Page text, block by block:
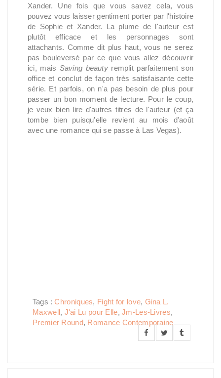
Xander. Une fois que vous savez cela, vous
pouvez vous laisser gentiment porter par l'histoire
de Sophie et Xander. La plume de l'auteur est
plutôt efficace et les personnages sont
attachants. Comme dit plus haut, vous ne serez
pas bouleversé par ce que vous allez découvrir
ici, mais Saving beautyremplit parfaitement son
office et conclut de façon très satisfaisante cette
série. Et parfois, on n'a pas besoin de plus pour
passer un bon moment de lecture. Pour le coup,
je veux bien lire d'autres titres de l'auteur (et ça
tombe bien puisqu'elle revient au mois d'août
avec une romance qui se passe à Las Vegas).
Tags :Chroniques, Fight for love, Gina L.
Maxwell, J'ai Lu pour Elle,Jm-Les-Livres,
Premier Round, Romance Contemporaine